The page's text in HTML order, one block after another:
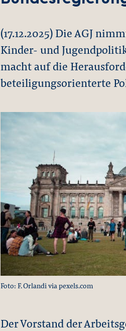
(17.12.2025) Die AGJ
Kinder- und
macht auf die
beteiligungsorienterte
Foto: F. Orlandi via pexels.com
Der Vorstand der